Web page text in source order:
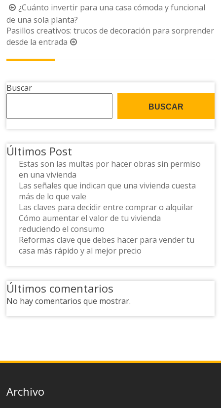
Navegación
de
la
entrada
¿Cuánto invertir para una casa cómoda y funcional
de una sola planta?
Pasillos creativos: trucos de decoración para sorprender
desde la entrada
Buscar
BUSCAR
Últimos Post
Estas son las multas por hacer obras sin permiso
en una vivienda
Las señales que indican que una vivienda cuesta
más de lo que vale
Las claves para decidir entre comprar o alquilar
Cómo aumentar el valor de tu vivienda
reduciendo el consumo
Reformas clave que debes hacer para vender tu
casa más rápido y al mejor precio
Últimos comentarios
No hay comentarios que mostrar.
Archivo